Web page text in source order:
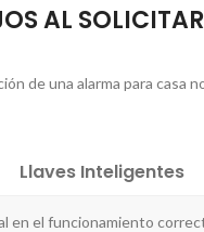
AL
de una alarma para
Llaves Inteligentes
en el funcionamiento